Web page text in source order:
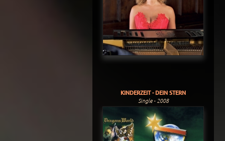
KINDERZEIT - DEIN STERN
Single - 2008